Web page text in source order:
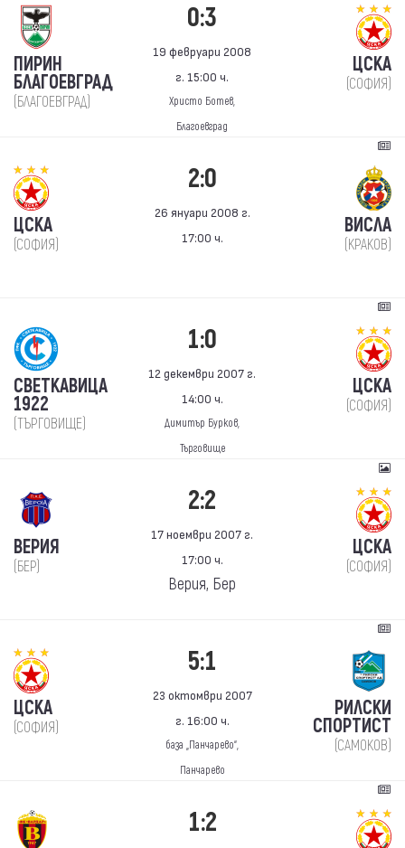
ПИРИН
БЛАГОЕВГРАД
(БЛАГОЕВГРАД)
0:3
19 февруари 2008
г. 15:00 ч.
Христо Ботев,
Благоевград
ЦСКА
(СОФИЯ)
ЦСКА
(СОФИЯ)
2:0
26 януари 2008 г.
17:00 ч.
ВИСЛА
(КРАКОВ)
СВЕТКАВИЦА
1922
(ТЪРГОВИЩЕ)
1:0
12 декември 2007 г.
14:00 ч.
Димитър Бурков,
Търговище
ЦСКА
(СОФИЯ)
ВЕРИЯ
(БЕР)
2:2
17 ноември 2007 г.
17:00 ч.
Верия, Бер
ЦСКА
(СОФИЯ)
ЦСКА
(СОФИЯ)
5:1
23 октомври 2007
г. 16:00 ч.
база „Панчарево“,
Панчарево
РИЛСКИ
СПОРТИСТ
(САМОКОВ)
1:2